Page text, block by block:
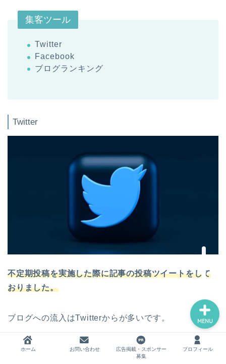
集客ツール
Twitter
Facebook
ブログランキング
Twitter
不定期投稿を実施した際に記事の投稿ツイートをして
おりました。
ブログへの流入はTwitterからが多いです。
そこで2月よりSocialDogを利用してTwitter運用を開始
ホーム お問い合わせ
広告掲載・スポンサー
募集
プロフィール
MENU
お問い合わせ
広告掲載・スポンサー募集